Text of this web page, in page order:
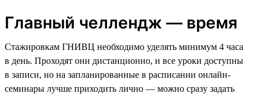
Главный челлендж — время
Стажировкам ГНИВЦ необходимо уделять минимум 4 часа
в день. Проходят они дистанционно, и все уроки доступны
в записи, но на запланированные в расписании онлайн-
семинары лучше приходить лично — можно сразу задать